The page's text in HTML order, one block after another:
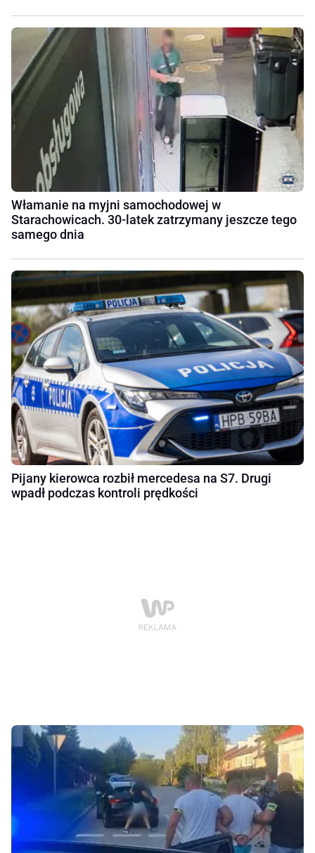
Włamanie na myjni samochodowej w
Starachowicach. 30-latek zatrzymany jeszcze tego
samego dnia
Pijany kierowca rozbił mercedesa na S7. Drugi
wpadł podczas kontroli prędkości